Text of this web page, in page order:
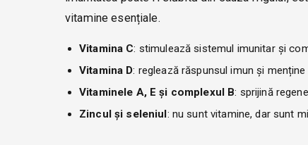
vitamine esențiale.
Vitamina C: stimulează sistemul imunitar și
Vitamina D: reglează răspunsul imun și
Vitaminele A, E și complexul B: sprijină
Zincul și seleniul: nu sunt vitamine, dar sunt